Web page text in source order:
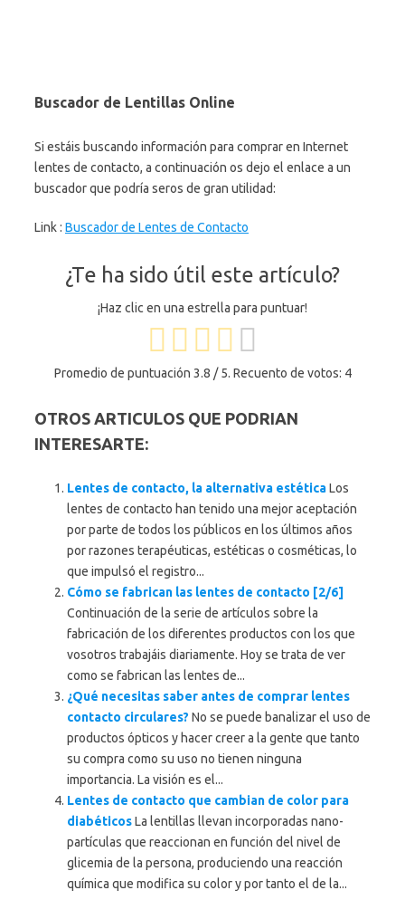
Buscador de Lentillas Online
Si estáis buscando información para comprar en Internet
lentes de contacto, a continuación os dejo el enlace a un
buscador que podría seros de gran utilidad:
Link : Buscador de Lentes de Contacto
¿Te ha sido útil este artículo?
¡Haz clic en una estrella para puntuar!
Promedio de puntuación 3.8 / 5. Recuento de votos: 4
OTROS ARTICULOS QUE PODRIAN
INTERESARTE:
Lentes de contacto, la alternativa estéticaLos
lentes de contacto han tenido una mejor aceptación
por parte de todos los públicos en los últimos años
por razones terapéuticas, estéticas o cosméticas, lo
que impulsó el registro...
Cómo se fabrican las lentes de contacto [2/6]
Continuación de la serie de artículos sobre la
fabricación de los diferentes productos con los que
vosotros trabajáis diariamente. Hoy se trata de ver
como se fabrican las lentes de...
¿Qué necesitas saber antes de comprar lentes
contacto circulares? No se puede banalizar el uso de
productos ópticos y hacer creer a la gente que tanto
su compra como su uso no tienen ninguna
importancia. La visión es el...
Lentes de contacto que cambian de color para
diabéticosLa lentillas llevan incorporadas nano-
partículas que reaccionan en función del nivel de
glicemia de la persona, produciendo una reacción
química que modifica su color y por tanto el de la...